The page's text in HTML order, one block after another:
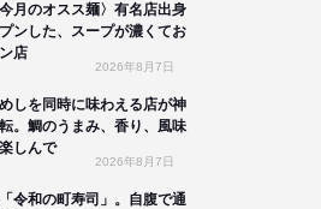
今月のオスス麺〉有名店出身
ンした、スープが濃くてお
店
2026年8月7日
しを同時に味わえる店が神
。鯛のうまみ、香り、風味
しんで
2026年8月7日
令和の町寿司」。自腹で通